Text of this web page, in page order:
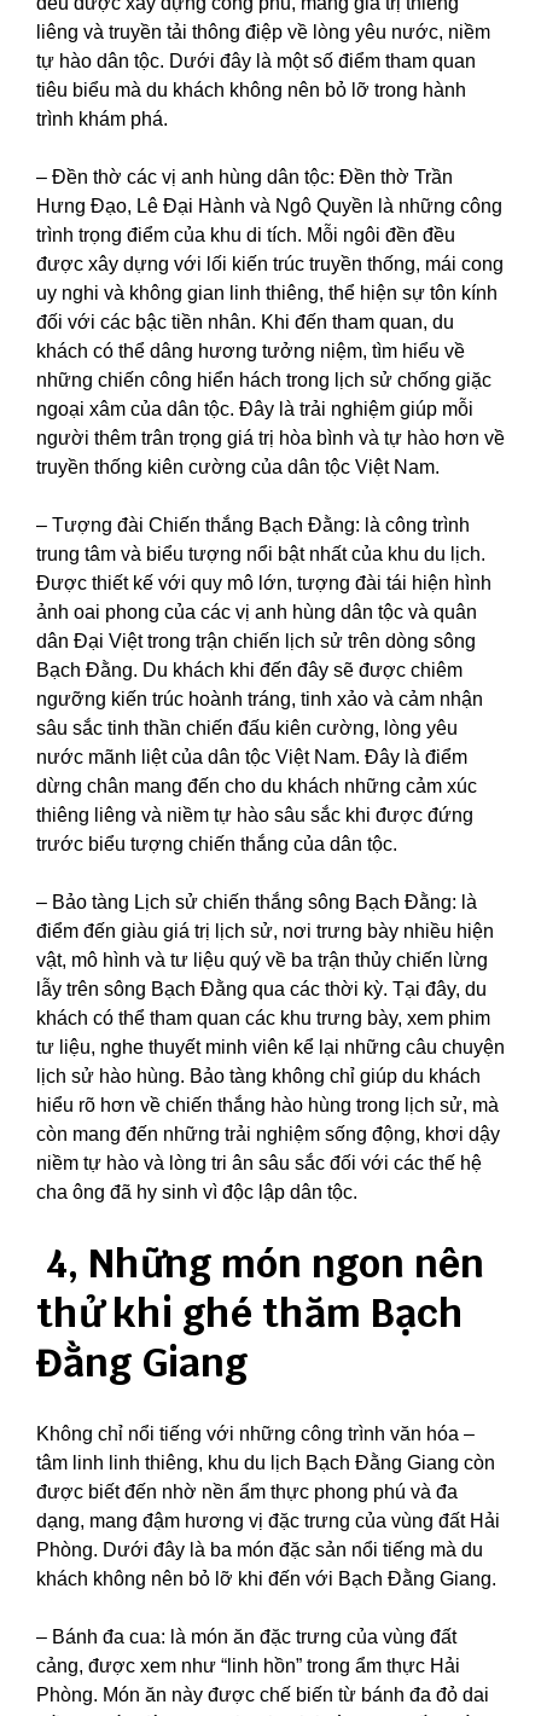
liêng và truyền tải thông điệp về lòng yêu nước, niềm
tự hào dân tộc. Dưới đây là một số điểm tham quan
tiêu biểu mà du khách không nên bỏ lỡ trong hành
trình khám phá.
– Đền thờ các vị anh hùng dân tộc: Đền thờ Trần
Hưng Đạo, Lê Đại Hành và Ngô Quyền là những công
trình trọng điểm của khu di tích. Mỗi ngôi đền đều
được xây dựng với lối kiến trúc truyền thống, mái cong
uy nghi và không gian linh thiêng, thể hiện sự tôn kính
đối với các bậc tiền nhân. Khi đến tham quan, du
khách có thể dâng hương tưởng niệm, tìm hiểu về
những chiến công hiển hách trong lịch sử chống giặc
ngoại xâm của dân tộc. Đây là trải nghiệm giúp mỗi
người thêm trân trọng giá trị hòa bình và tự hào hơn về
truyền thống kiên cường của dân tộc Việt Nam.
– Tượng đài Chiến thắng Bạch Đằng: là công trình
trung tâm và biểu tượng nổi bật nhất của khu du lịch.
Được thiết kế với quy mô lớn, tượng đài tái hiện hình
ảnh oai phong của các vị anh hùng dân tộc và quân
dân Đại Việt trong trận chiến lịch sử trên dòng sông
Bạch Đằng. Du khách khi đến đây sẽ được chiêm
ngưỡng kiến trúc hoành tráng, tinh xảo và cảm nhận
sâu sắc tinh thần chiến đấu kiên cường, lòng yêu
nước mãnh liệt của dân tộc Việt Nam. Đây là điểm
dừng chân mang đến cho du khách những cảm xúc
thiêng liêng và niềm tự hào sâu sắc khi được đứng
trước biểu tượng chiến thắng của dân tộc.
– Bảo tàng Lịch sử chiến thắng sông Bạch Đằng: là
điểm đến giàu giá trị lịch sử, nơi trưng bày nhiều hiện
vật, mô hình và tư liệu quý về ba trận thủy chiến lừng
lẫy trên sông Bạch Đằng qua các thời kỳ. Tại đây, du
khách có thể tham quan các khu trưng bày, xem phim
tư liệu, nghe thuyết minh viên kể lại những câu chuyện
lịch sử hào hùng. Bảo tàng không chỉ giúp du khách
hiểu rõ hơn về chiến thắng hào hùng trong lịch sử, mà
còn mang đến những trải nghiệm sống động, khơi dậy
niềm tự hào và lòng tri ân sâu sắc đối với các thế hệ
cha ông đã hy sinh vì độc lập dân tộc.
4, Những món ngon nên
thử khi ghé thăm Bạch
Đằng Giang
Không chỉ nổi tiếng với những công trình văn hóa –
tâm linh linh thiêng, khu du lịch Bạch Đằng Giang còn
được biết đến nhờ nền ẩm thực phong phú và đa
dạng, mang đậm hương vị đặc trưng của vùng đất Hải
Phòng. Dưới đây là ba món đặc sản nổi tiếng mà du
khách không nên bỏ lỡ khi đến với Bạch Đằng Giang.
– Bánh đa cua: là món ăn đặc trưng của vùng đất
cảng, được xem như “linh hồn” trong ẩm thực Hải
Phòng. Món ăn này được chế biến từ bánh đa đỏ dai